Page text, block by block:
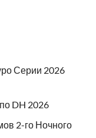
Серии 2026
DH 2026
2-го Ночного